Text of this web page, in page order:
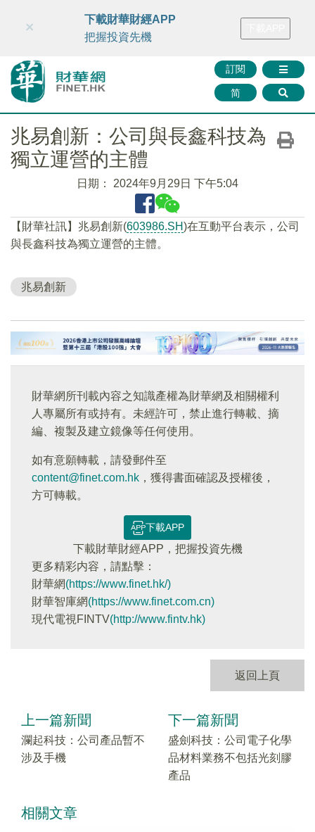
財華智庫網 FINTV FINMETA 財華證券 媒體矩陣
訂閱
简
×
下載財華財經APP
把握投資先機
兆易創新：公司與長鑫科技為
獨立運營的主體
日期： 2024年9月29日 下午5:04
【財華社訊】兆易創新(603986.SH)在互動平台表示，公司
與長鑫科技為獨立運營的主體。
兆易創新
財華網所刊載內容之知識產權為財華網及相關權利
人專屬所有或持有。未經許可，禁止進行轉載、摘
編、複製及建立鏡像等任何使用。
如有意願轉載，請發郵件至
content@finet.com.hk ，獲得書面確認及授權後，
方可轉載。
下載APP
下載財華財經APP，把握投資先機
更多精彩内容，請點擊：
財華網(https://www.finet.hk/)
財華智庫網(https://www.finet.com.cn)
現代電視FINTV(http://www.fintv.hk)
返回上頁
上一篇新聞
瀾起科技：公司產品暫不
涉及手機
下一篇新聞
盛劍科技：公司電子化學
品材料業務不包括光刻膠
產品
相關文章